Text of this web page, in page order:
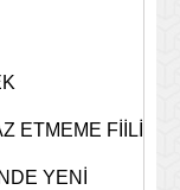
ETMEME FİİLİ
YENİ